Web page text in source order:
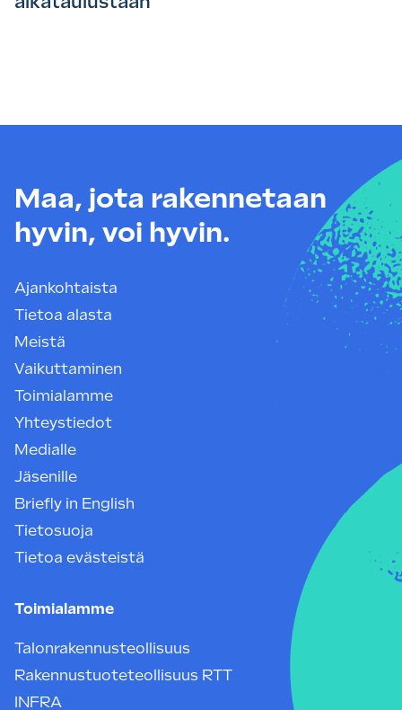
Maa, jota rakennetaan
hyvin, voi hyvin.
Ajankohtaista
Tietoa alasta
Meistä
Vaikuttaminen
Toimialamme
Yhteystiedot
Medialle
Jäsenille
Briefly in English
Tietosuoja
Tietoa evästeistä
Toimialamme
Talonrakennusteollisuus
Rakennustuoteteollisuus RTT
INFRA